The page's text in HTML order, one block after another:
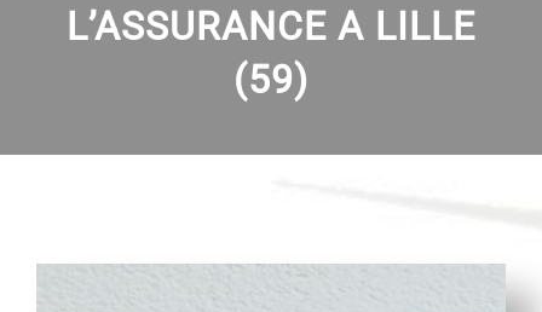
L’ASSURANCE A LILLE
(59)